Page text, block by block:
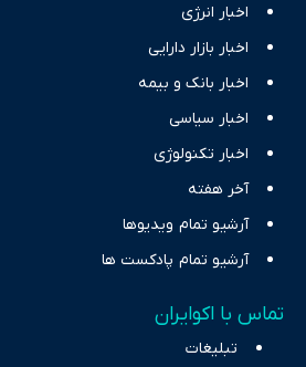
اخبار انرژی
اخبار بازار دارایی
اخبار بانک و بیمه
اخبار سیاسی
اخبار تکنولوژی
آخر هفته
آرشیو تمام ویدیوها
آرشیو تمام پادکست ها
تماس با اکوایران
تبلیغات